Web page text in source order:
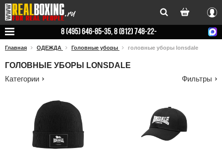
Вход
8 (495) 646-85-35, 8 (812) 748-22-
78
Главная ОДЕЖДА Головные уборы головные уборы lonsdale
ГОЛОВНЫЕ УБОРЫ LONSDALE
Категории
Фильтры